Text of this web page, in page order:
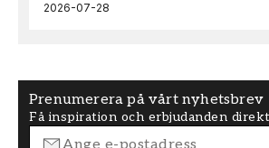
2026-07-28
Prenumerera på vårt nyhetsbrev
Få inspiration och erbjudanden